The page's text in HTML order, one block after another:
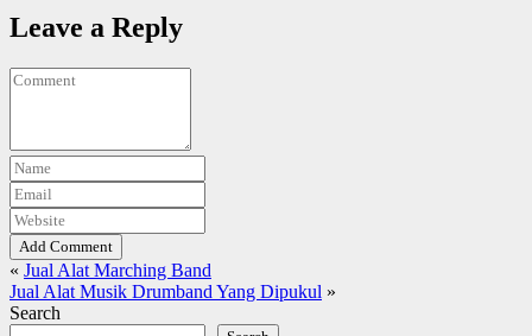
Leave a Reply
Add Comment
« Jual Alat Marching Band
Jual Alat Musik Drumband Yang Dipukul »
Search